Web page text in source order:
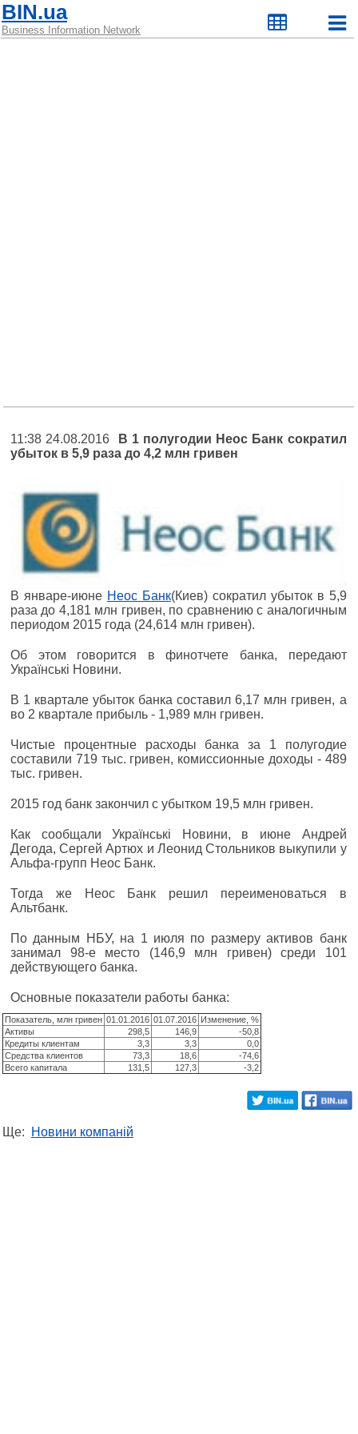
BIN.ua
Business Information Network
11:38 24.08.2016
В 1 полугодии Неос Банк сократил
убыток в 5,9 раза до 4,2 млн гривен
В январе-июне Неос Банк(Киев) сократил убыток в 5,9
раза до 4,181 млн гривен, по сравнению с аналогичным
периодом 2015 года (24,614 млн гривен).
Об этом говорится в финотчете банка, передают
Українські Новини.
В 1 квартале убыток банка составил 6,17 млн гривен, а
во 2 квартале прибыль - 1,989 млн гривен.
Чистые процентные расходы банка за 1 полугодие
составили 719 тыс. гривен, комиссионные доходы - 489
тыс. гривен.
2015 год банк закончил с убытком 19,5 млн гривен.
Как сообщали Українські Новини, в июне Андрей
Дегода, Сергей Артюх и Леонид Стольников выкупили у
Альфа-групп Неос Банк.
Тогда же Неос Банк решил переименоваться в
Альтбанк.
По данным НБУ, на 1 июля по размеру активов банк
занимал 98-е место (146,9 млн гривен) среди 101
действующего банка.
Основные показатели работы банка:
Показатель, млн гривен 01.01.2016 01.07.2016 Изменение, %
Активы
298,5 146,9
-50,8
Кредиты клиентам
3,3 3,3
0,0
Средства клиентов
73,3 18,6
-74,6
Всего капитала
131,5 127,3 -3,2
Ще: Новини компаній